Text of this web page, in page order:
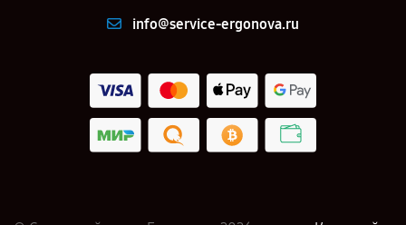
info@service-ergonova.ru